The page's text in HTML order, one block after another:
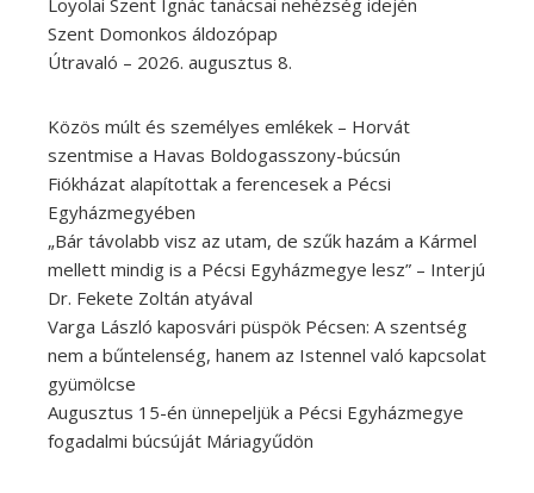
Szent Domonkos áldozópap
Útravaló – 2026. augusztus 8.
Közös múlt és személyes emlékek – Horvát
szentmise a Havas Boldogasszony-búcsún
Fiókházat alapítottak a ferencesek a Pécsi
Egyházmegyében
„Bár távolabb visz az utam, de szűk hazám a Kármel
mellett mindig is a Pécsi Egyházmegye lesz” – Interjú
Dr. Fekete Zoltán atyával
Varga László kaposvári püspök Pécsen: A szentség
nem a bűntelenség, hanem az Istennel való kapcsolat
gyümölcse
Augusztus 15-én ünnepeljük a Pécsi Egyházmegye
fogadalmi búcsúját Máriagyűdön